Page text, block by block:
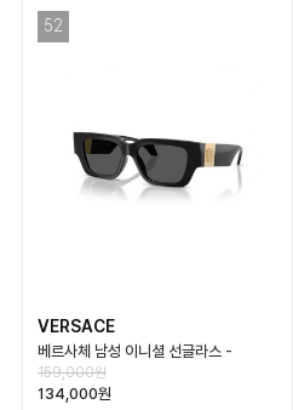
52
VERSACE
베르사체 남성 이니셜 선글라스 -
Versace Mens Premium
Sunglasses…
159,000원
134,000원